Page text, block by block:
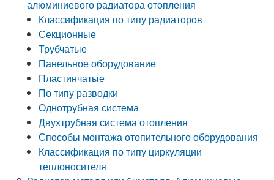
алюминиевого радиатора отопления
Классификация по типу радиаторов
Секционные
Трубчатые
Панельное оборудование
Пластинчатые
По типу разводки
Однотрубная система
Двухтрубная система отопления
Способы монтажа отопительного оборудования
Классификация по типу циркуляции
теплоносителя